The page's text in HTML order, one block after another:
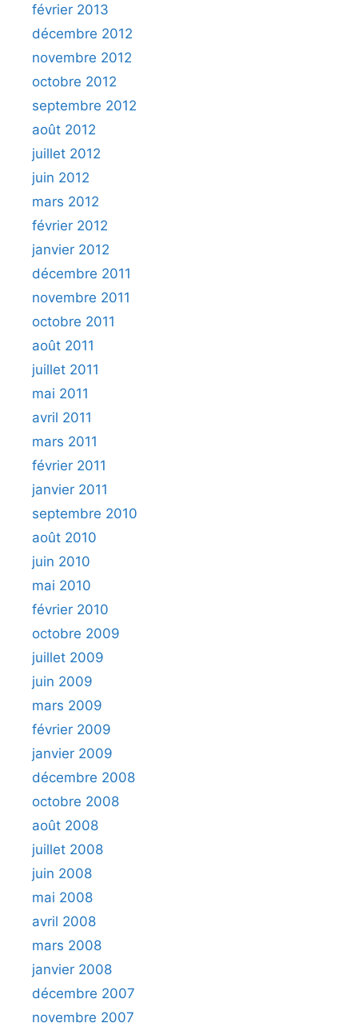
février 2013
décembre 2012
novembre 2012
octobre 2012
septembre 2012
août 2012
juillet 2012
juin 2012
mars 2012
février 2012
janvier 2012
décembre 2011
novembre 2011
octobre 2011
août 2011
juillet 2011
mai 2011
avril 2011
mars 2011
février 2011
janvier 2011
septembre 2010
août 2010
juin 2010
mai 2010
février 2010
octobre 2009
juillet 2009
juin 2009
mars 2009
février 2009
janvier 2009
décembre 2008
octobre 2008
août 2008
juillet 2008
juin 2008
mai 2008
avril 2008
mars 2008
janvier 2008
décembre 2007
novembre 2007